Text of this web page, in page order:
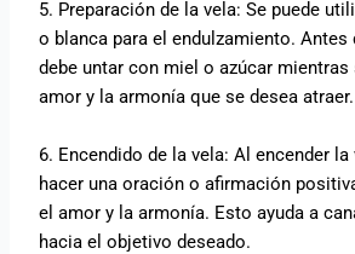
5. Preparación de la vela: Se puede
o blanca para el endulzamiento. Antes
debe untar con miel o azúcar mientras
amor y la armonía que se desea atraer.
6. Encendido de la vela: Al encender la
hacer una oración o afirmación
el amor y la armonía. Esto ayuda a
hacia el objetivo deseado.